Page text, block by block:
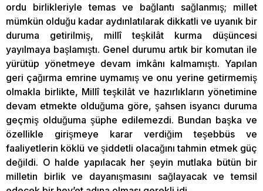
ordu birlikleriyle temas ve bağlantı sağlanmış; millet
mümkün olduğu kadar aydınlatılarak dikkatli ve uyanık bir
duruma getirilmiş, millî teşkilât kurma düşüncesi
yayılmaya başlamıştı. Genel durumu artık bir komutan ile
yürütüp yönetmeye devam imkânı kalmamıştı. Yapılan
geri çağırma emrine uymamış ve onu yerine getirmemiş
olmakla birlikte, Millî teşkilât ve hazırlıkların yönetimine
devam etmekte olduğuma göre, şahsen isyancı duruma
geçmiş olduğuma şüphe edilemezdi. Bundan başka ve
özellikle girişmeye karar verdiğim teşebbüs ve
faaliyetlerin köklü ve şiddetli olacağını tahmin etmek güç
değildi. O halde yapılacak her şeyin mutlaka bütün bir
milletin birlik ve dayanışmasını sağlayacak ve temsil